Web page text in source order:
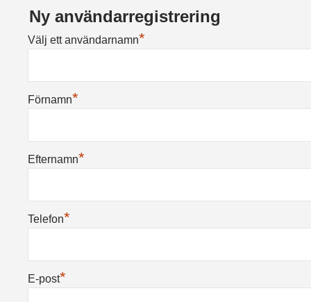
Ny användarregistrering
Välj ett användarnamn*
Förnamn*
Efternamn*
Telefon*
E-post*